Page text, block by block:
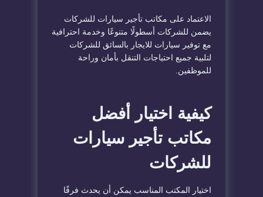
الاعتماد على مكاتب تأجير سيارات للشركات
يضمن للشركات أسطولًا متنوعًا وخدمة احترافية
مع توفير سيارات للايجار بالسائق للشركات
لتلبية جميع احتياجات التنقل بأمان وراحة
للموظفين.
كيفية اختيار أفضل
مكاتب تأجير سيارات
للشركات
اختيار المكتب المناسب يمكن أن يحدث فرقًا